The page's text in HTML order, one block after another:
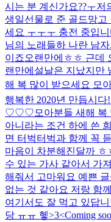
시는 분 계신가요??ㅜ저
생일선물로 준 골드망고
세요 ㅜㅜㅜ 충전 중입
님의 노래들하 나란 남자
이죠오랜만에ㅎㅎ 근데
랜만에 설날은 지났지만
해 복 많이 받으세요 모
행복한 2020년 만듭시다!
♡♡♡ 모아분들 새해
아니라는 조건 하에 쓴
면 터벅터벅과 함께 꼭
마음이 차분해진달까
수 있는 가사 같아서 가
해줘서 고마워요 예쁜
없는 것 같아요 저랑 함
여기서도 잘 먹고 있답
당 ㅠㅠ 헿>3<Coming